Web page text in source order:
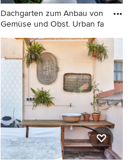
Dachgarten zum Anbau von
Gemüse und Obst. Urban fa
Geräumige, Unbedeckte
Industrial Dachterrasse mit
Outdoor-Küche in Nürnberg